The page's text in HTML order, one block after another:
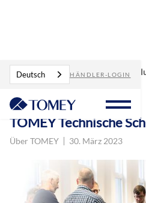
Deutsch HÄNDLER-LOGIN
Blog TOMEY Technische
TOMEY Technische
Über TOMEY 30. März 2023